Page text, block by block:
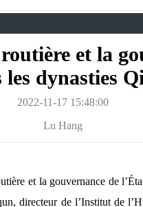
et la
dynasties
2022-11-17 15:48:00
Lu Hang
et la gouvernance de
directeur de l’Institut de